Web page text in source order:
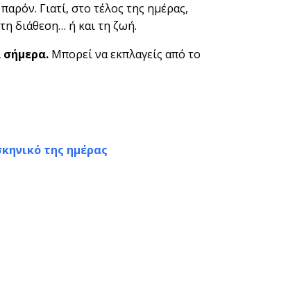
Γιατί, στο τέλος της ημέρας,
διάθεση… ή και τη ζωή.
σήμερα. Μπορεί να εκπλαγείς από το
της ημέρας